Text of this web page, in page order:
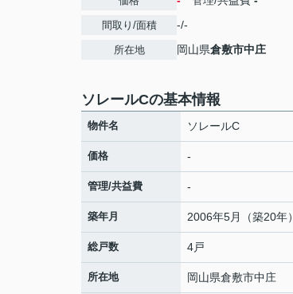
間取り/面積 -/-
所在地 岡山県倉敷市中庄
ソレールCの基本情報
物件名 ソレールC
価格 -
管理/共益費 -
築年月 2006年5月（築20年）
総戸数 4戸
所在地 岡山県倉敷市中庄